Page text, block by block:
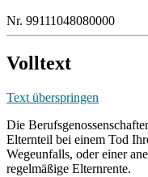
Nr. 99111048080000
Volltext
Text überspringen
Die
Elternteil bei einem Tod
Wegeunfalls, oder einer
regelmäßige Elternrente.